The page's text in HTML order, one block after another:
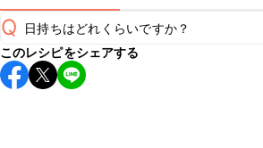
Q 日持ちはどれくらいですか？
保存期間は冷凍で1週間が目安です。なる
上がりください。
このレシピをシェアする